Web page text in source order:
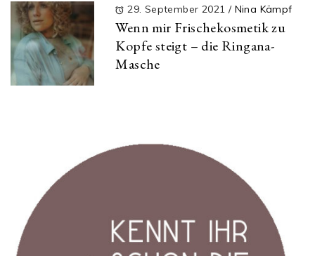
29. September 2021 / Nina Kämpf
Wenn mir Frischekosmetik zu
Kopfe steigt – die Ringana-
Masche